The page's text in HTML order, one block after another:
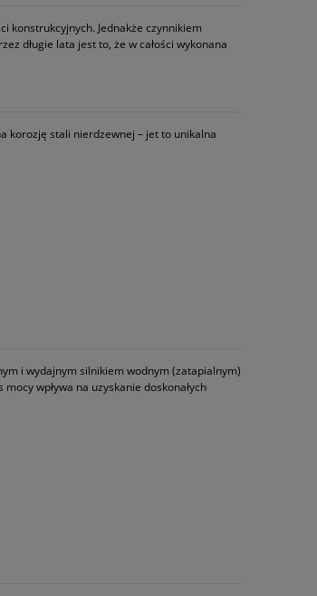
konstrukcyjnych. Jednakże czynnikiem
długie lata jest to, że w całości wykonana
korozję stali nierdzewnej – jet to unikalna
i wydajnym silnikiem wodnym (zatapialnym)
wpływa na uzyskanie doskonałych